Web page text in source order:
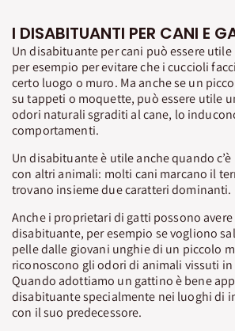
I DISABITUANTI PER CANI E
Un disabituante per cani può essere
per esempio per evitare che i cuccioli
certo luogo o muro. Ma anche se un
su tappeti o moquette, può essere utile
odori naturali sgraditi al cane, lo
comportamenti.
Un disabituante è utile anche quando
con altri animali: molti cani marcano il
trovano insieme due caratteri dominanti.
Anche i proprietari di gatti possono
disabituante, per esempio se vogliono
pelle dalle giovani unghie di un piccolo
riconoscono gli odori di animali vissuti in
Quando adottiamo un gattino è bene
disabituante specialmente nei luoghi di
con il suo predecessore.